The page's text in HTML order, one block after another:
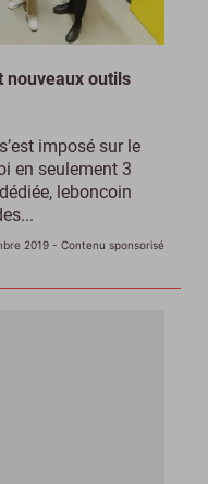
nouveaux outils
imposé sur le
en seulement 3
leboncoin
2019 - Contenu sponsorisé